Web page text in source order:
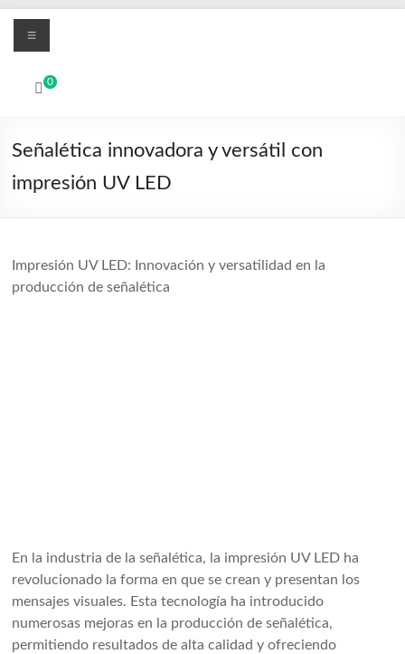
Aller
contenu
MBO
d'impression
numérique
textile
DTF
Menu
0
Señalética innovadora y versátil con
impresión UV LED
Impresión UV LED: Innovación y versatilidad en la
producción de señalética
En la industria de la señalética, la impresión UV LED ha
revolucionado la forma en que se crean y presentan los
mensajes visuales. Esta tecnología ha introducido
numerosas mejoras en la producción de señalética,
permitiendo resultados de alta calidad y ofreciendo